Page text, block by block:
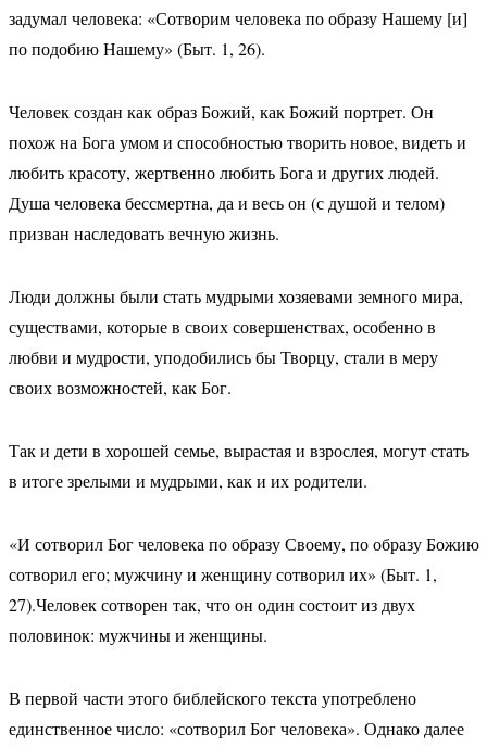
задумал человека: «Сотворим человека по образу Нашему [и]
по подобию Нашему» (Быт. 1, 26).
Человек создан как образ Божий, как Божий портрет. Он
похож на Бога умом и способностью творить новое, видеть и
любить красоту, жертвенно любить Бога и других людей.
Душа человека бессмертна, да и весь он (с душой и телом)
призван наследовать вечную жизнь.
Люди должны были стать мудрыми хозяевами земного мира,
существами, которые в своих совершенствах, особенно в
любви и мудрости, уподобились бы Творцу, стали в меру
своих возможностей, как Бог.
Так и дети в хорошей семье, вырастая и взрослея, могут стать
в итоге зрелыми и мудрыми, как и их родители.
«И сотворил Бог человека по образу Своему, по образу Божию
сотворил его; мужчину и женщину сотворил их» (Быт. 1,
27).Человек сотворен так, что он один состоит из двух
половинок: мужчины и женщины.
В первой части этого библейского текста употреблено
единственное число: «сотворил Бог человека». Однако далее